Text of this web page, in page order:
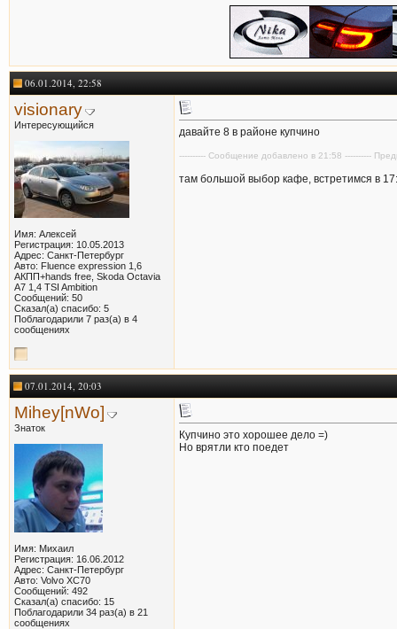
06.01.2014, 22:58
visionary
Интересующийся
Имя: Алексей
Регистрация: 10.05.2013
Адрес: Санкт-Петербург
Авто: Fluence expression 1,6
АКПП+hands free, Skoda Octavia
A7 1,4 TSI Ambition
Сообщений: 50
Сказал(а) спасибо: 5
Поблагодарили 7 раз(а) в 4
сообщениях
давайте 8 в районе купчино
---------- Сообщение добавлено в 21:58 ----------
там большой выбор кафе, встретимся в
07.01.2014, 20:03
Mihey[nWo]
Знаток
Имя: Михаил
Регистрация: 16.06.2012
Адрес: Санкт-Петербург
Авто: Volvo XC70
Сообщений: 492
Сказал(а) спасибо: 15
Поблагодарили 34 раз(а) в 21
сообщениях
Купчино это хорошее дело =)
Но врятли кто поедет